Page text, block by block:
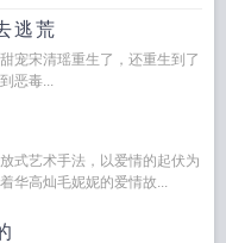
逃荒
宠宋清瑶重生了，还重生到了
恶毒...
式艺术手法，以爱情的起伏为
华高灿毛妮妮的爱情故...